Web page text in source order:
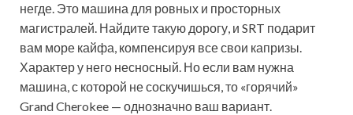
негде. Это машина для ровных и просторных
магистралей. Найдите такую дорогу, и SRT подарит
вам море кайфа, компенсируя все свои капризы.
Характер у него несносный. Но если вам нужна
машина, с которой не соскучишься, то «горячий»
Grand Cherokee — однозначно ваш вариант.